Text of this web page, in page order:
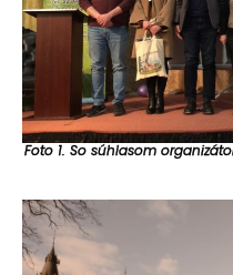
Foto 1. So súhlasom